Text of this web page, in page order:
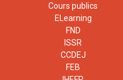
Cours publics
ELearning
FND
ISSR
CCDEJ
FEB